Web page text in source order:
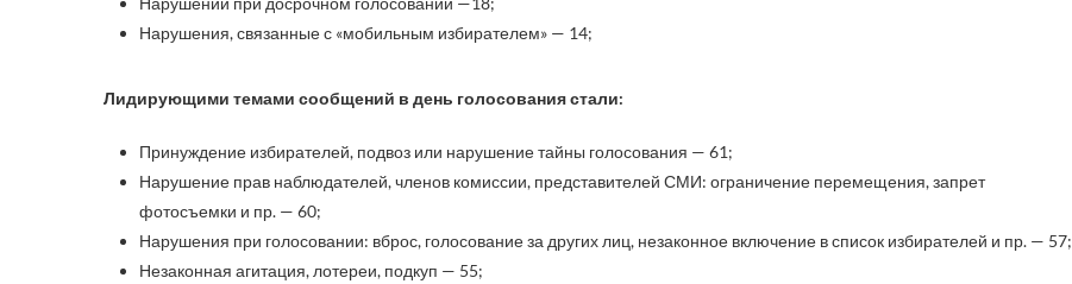
Нарушения, связанные с «мобильным избирателем» — 14;
Лидирующими темами сообщений в день голосования стали:
Принуждение избирателей, подвоз или нарушение тайны голосования — 61;
Нарушение прав наблюдателей, членов комиссии, представителей СМИ: ограничение перемещения, запрет
фотосъемки и пр. — 60;
Нарушения при голосовании: вброс, голосование за других лиц, незаконное включение в список избирателей и пр. — 57;
Незаконная агитация, лотереи, подкуп — 55;